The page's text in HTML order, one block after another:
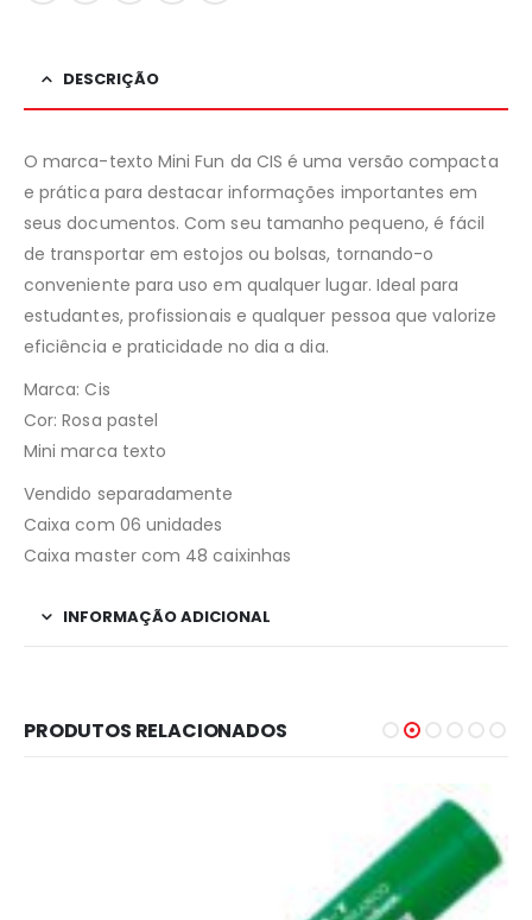
DESCRIÇÃO
O marca-texto Mini Fun da CIS é uma versão compacta
e prática para destacar informações importantes em
seus documentos. Com seu tamanho pequeno, é fácil
de transportar em estojos ou bolsas, tornando-o
conveniente para uso em qualquer lugar. Ideal para
estudantes, profissionais e qualquer pessoa que valorize
eficiência e praticidade no dia a dia.
Marca: Cis
Cor: Rosa pastel
Mini marca texto
Vendido separadamente
Caixa com 06 unidades
Caixa master com 48 caixinhas
INFORMAÇÃO ADICIONAL
PRODUTOS RELACIONADOS